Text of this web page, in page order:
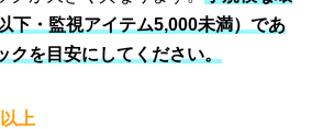
下・監視アイテム5,000未満）であ
クを目安にしてください。
上